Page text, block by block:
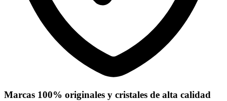
Marcas 100% originales y cristales de alta calidad